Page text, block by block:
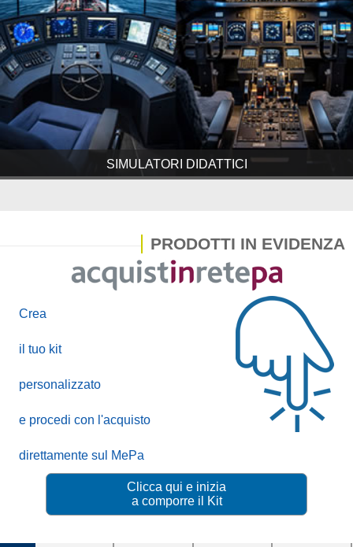
SIMULATORI DIDATTICI
PRODOTTI IN EVIDENZA
Crea
il tuo kit
personalizzato
e procedi con l'acquisto
direttamente sul MePa
Clicca qui e inizia
a comporre il Kit